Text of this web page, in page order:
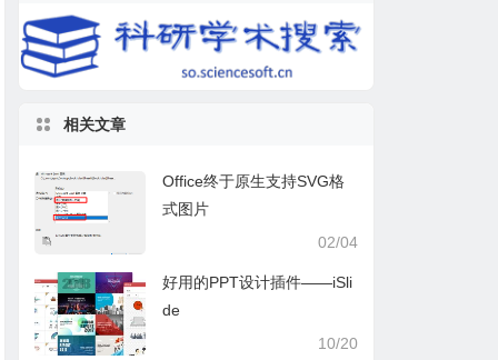
相关文章
Office终于原生支持SVG格
式图片
02/04
好用的PPT设计插件——iSli
de
10/20